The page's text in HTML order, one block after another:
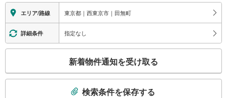
エリア/路線 東京都｜西東京市｜田無町
詳細条件 指定なし
検
新着物件通知を受け取る
検索条件を保存する